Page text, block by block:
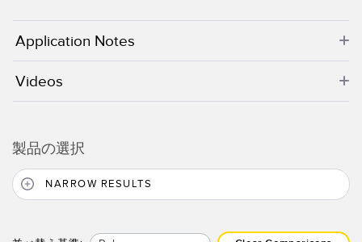
Application Notes
Videos
製品の選択
NARROW RESULTS